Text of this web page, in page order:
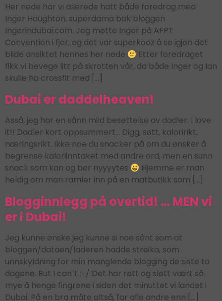
Her nede har vi allerede hatt både foredrag med
Inger Houghton, superdama bak bloggen
Ingerindubai.com. Jeg møtte Inger på AFPT
Convention i fjor, og det var superkooz å se igjen det
blide ansiktet hennes her nede
Etter foredraget
fikk vi bevege litt på skrotten vår, da både Inger og Ian
skulle ha crossfit med […]
Dubai er daddelheaven!
Asså, jeg har en sånn mild besettelse av dadler. I love
it!! Dadler kort oppsummert… Digg, søtt, kaloririkt,
næringsrikt. Ikke noe du snacker på om du ønsker å
begrense kaloriinntaket med andre ord, men en sunn
snack som kan og bør nyyyytes
Hjemme er man
heldig om man ramler inn på en matbutikk som […]
Blogginnlegg på overtid! … MEN vi
er i Dubai!
Jeg kunne ønske jeg kunne si noe sånt som at
bloggen/dataen/laderen hadde streika, som
unnskyldning for min manglende blogging de siste to
dagene. But I can´t :-/ Det har rett og slett vært så
mye å henge fingrene i siden det minuttet vi landet i
Dubai. På en bra måte altså, for alle andre enn […]